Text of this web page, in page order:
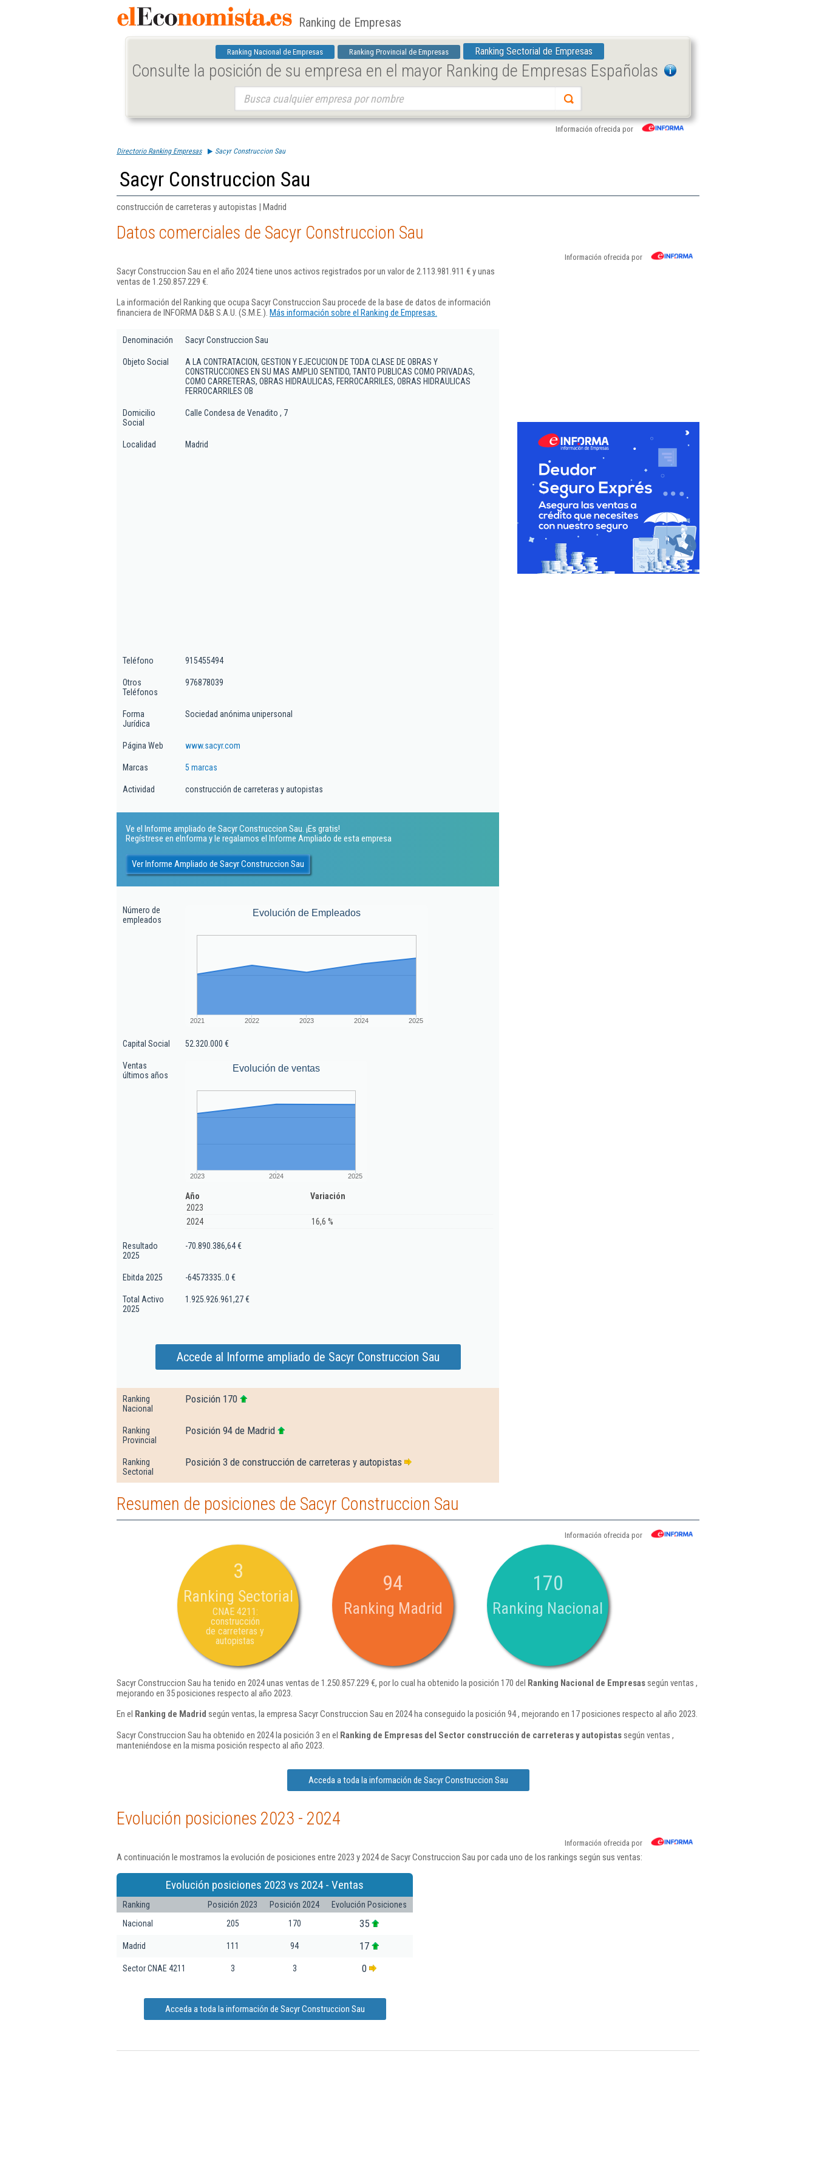
Ranking de Empresas
Ranking Nacional de Empresas Ranking Provincial de Empresas Ranking Sectorial de Empresas
Consulte la posición de su empresa en el mayor Ranking de Empresas Españolas
Información ofrecida por
Directorio Ranking Empresas Sacyr Construccion Sau
Sacyr Construccion Sau
construcción de carreteras y autopistas | Madrid
Datos comerciales de Sacyr Construccion Sau
Información ofrecida por
Sacyr Construccion Sau en el año 2024 tiene unos activos registrados por un valor de 2.113.981.911 € y unas
ventas de 1.250.857.229 €.
La información del Ranking que ocupa Sacyr Construccion Sau procede de la base de datos de información
financiera de INFORMA D&B S.A.U. (S.M.E.). Más información sobre el Ranking de Empresas.
Denominación Sacyr Construccion Sau
Objeto Social
A LA CONTRATACION, GESTION Y EJECUCION DE TODA CLASE DE OBRAS Y
CONSTRUCCIONES EN SU MAS AMPLIO SENTIDO, TANTO PUBLICAS COMO PRIVADAS,
COMO CARRETERAS, OBRAS HIDRAULICAS, FERROCARRILES, OBRAS HIDRAULICAS
FERROCARRILES OB
Domicilio
Social
Calle Condesa de Venadito , 7
Localidad Madrid
Teléfono 915455494
Otros
Teléfonos
976878039
Forma
Jurídica
Sociedad anónima unipersonal
Página Web www.sacyr.com
Marcas 5 marcas
Actividad construcción de carreteras y autopistas
Ve el Informe ampliado de Sacyr Construccion Sau. ¡Es gratis!
Regístrese en eInforma y le regalamos el Informe Ampliado de esta empresa
Ver Informe Ampliado de Sacyr Construccion Sau
Número de
empleados
Evolución de Empleados
2021 2022 2023 2024 2025
Capital Social 52.320.000 €
Ventas
últimos años
Evolución de ventas
2023 2024 2025
Año
Variación
2023
2024
16,6 %
Resultado
2025
-70.890.386,64 €
Ebitda 2025 -64573335..0 €
Total Activo
2025
1.925.926.961,27 €
Accede al Informe ampliado de Sacyr Construccion Sau
Ranking
Nacional
Posición 170
Ranking
Provincial
Posición 94 de Madrid
Ranking
Sectorial
Posición 3 de construcción de carreteras y autopistas
Resumen de posiciones de Sacyr Construccion Sau
Información ofrecida por
3
Ranking Sectorial
CNAE 4211:
construcción
de carreteras y
autopistas
94
Ranking Madrid
170
Ranking Nacional
Sacyr Construccion Sau ha tenido en 2024 unas ventas de 1.250.857.229 €, por lo cual ha obtenido la posición 170 del Ranking Nacional de Empresassegún ventas ,
mejorando en 35 posiciones respecto al año 2023.
En el Ranking de Madrid según ventas, la empresa Sacyr Construccion Sau en 2024 ha conseguido la posición 94 , mejorando en 17 posiciones respecto al año 2023.
Sacyr Construccion Sau ha obtenido en 2024 la posición 3 en el Ranking de Empresas del Sector construcción de carreteras y autopistassegún ventas ,
manteniéndose en la misma posición respecto al año 2023.
Acceda a toda la información de Sacyr Construccion Sau
Evolución posiciones 2023 - 2024
Información ofrecida por
A continuación le mostramos la evolución de posiciones entre 2023 y 2024 de Sacyr Construccion Sau por cada uno de los rankings según sus ventas:
Evolución posiciones 2023 vs 2024 - Ventas
Ranking Posición 2023 Posición 2024
Evolución Posiciones
Nacional
205 170 35
Madrid 111 94 17
Sector CNAE 4211 3 3 0
Acceda a toda la información de Sacyr Construccion Sau